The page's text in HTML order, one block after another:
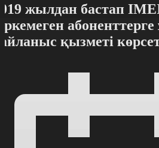
жылдан бастап
қызметі